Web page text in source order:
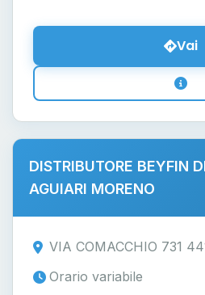
Vai
DISTRIBUTORE BEYFIN
AGUIARI MORENO
VIA COMACCHIO 731
Orario variabile